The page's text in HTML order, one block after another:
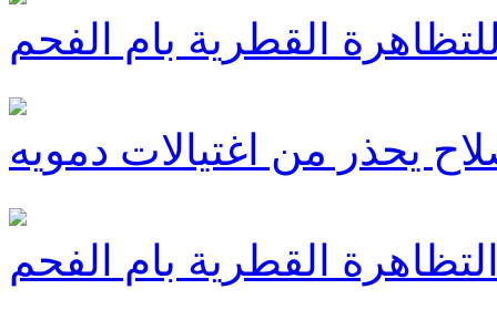
القطرية بام الفحم
يحذر من اغتيالات دمويه
القطرية بام الفحم